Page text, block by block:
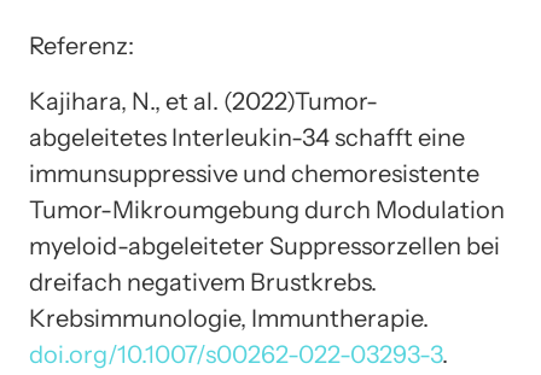
Referenz:
Kajihara, N., et al. (2022)Tumor-
abgeleitetes Interleukin-34 schafft eine
immunsuppressive und chemoresistente
Tumor-Mikroumgebung durch Modulation
myeloid-abgeleiteter Suppressorzellen bei
dreifach negativem Brustkrebs.
Krebsimmunologie, Immuntherapie.
doi.org/10.1007/s00262-022-03293-3.